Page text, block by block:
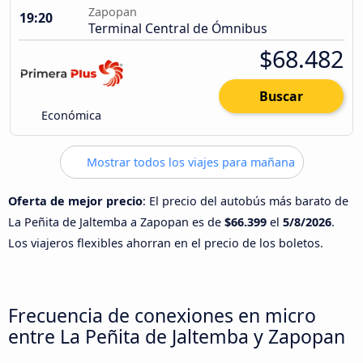
19:20
Zapopan
Terminal Central de Ómnibus
Económica
$68.482
Buscar
Mostrar todos los viajes para mañana
Oferta de mejor precio: El precio del autobús más barato de
La Peñita de Jaltemba a Zapopan es de $66.399 el 5/8/2026.
Los viajeros flexibles ahorran en el precio de los boletos.
Frecuencia de conexiones en micro
entre La Peñita de Jaltemba y Zapopan